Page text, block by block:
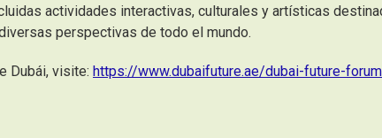
actividades interactivas, culturales y artísticas
perspectivas de todo el mundo.
Dubái, visite: https://www.dubaifuture.ae/dubai-future-